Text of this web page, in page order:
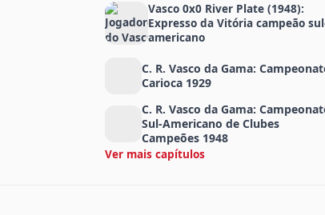
Vasco 0x0 River Plate (1948):
Expresso da Vitória campeão
americano
C. R. Vasco da Gama:
Carioca 1929
C. R. Vasco da Gama:
Sul-Americano de Clubes
Campeões 1948
Ver mais capítulos